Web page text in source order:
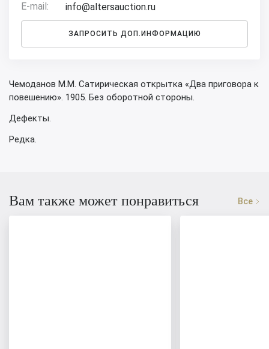
E-mail: info@altersauction.ru
ЗАПРОСИТЬ ДОП.ИНФОРМАЦИЮ
Чемоданов М.М. Сатирическая открытка «Два приговора к
повешению». 1905. Без оборотной стороны.
Дефекты.
Редка.
Вам также может понравиться Все